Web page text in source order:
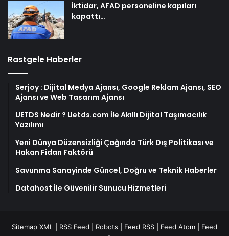
İktidar, AFAD personeline kapıları
kapattı…
Rastgele Haberler
Serjoy : Dijital Medya Ajansı, Google Reklam Ajansı, SEO
Ajansı ve Web Tasarım Ajansı
UETDS Nedir ? Uetds.com İle Akıllı Dijital Taşımacılık
Yazılımı
Yeni Dünya Düzensizliği Çağında Türk Dış Politikası ve
Hakan Fidan Faktörü
Savunma Sanayinde Güncel, Doğru ve Teknik Haberler
Datahost İle Güvenilir Sunucu Hizmetleri
Sitemap XML RSS Feed Robots Feed RSS Feed Atom
Feed